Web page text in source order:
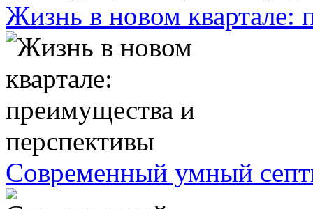
Жизнь в новом квартале:
Современный умный